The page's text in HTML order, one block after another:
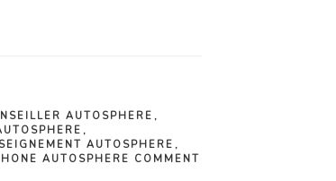
AUTOSPHERE ,
,
AUTOSPHERE ,
AUTOSPHERE COMMENT